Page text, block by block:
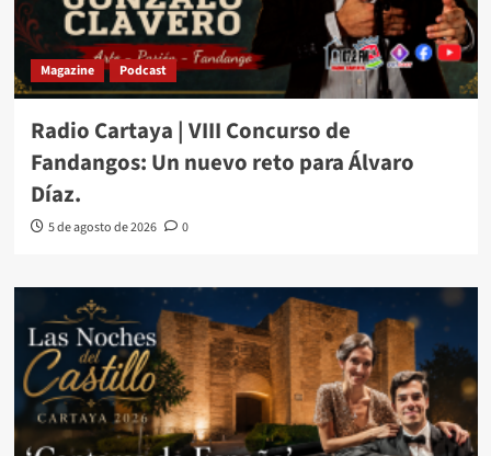
Magazine Podcast
Radio Cartaya | VIII Concurso de
Fandangos: Un nuevo reto para Álvaro
Díaz.
5 de agosto de 2026 0